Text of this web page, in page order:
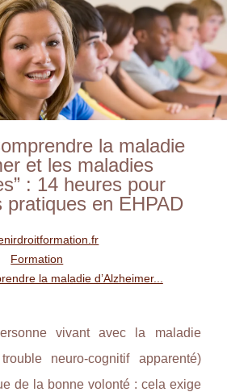
la maladie
et les maladies
: 14 heures pour
pratiques en EHPAD
Formation
la maladie d’Alzheimer...
vivant avec la maladie
neuro-cognitif apparenté)
de la bonne volonté : cela exige